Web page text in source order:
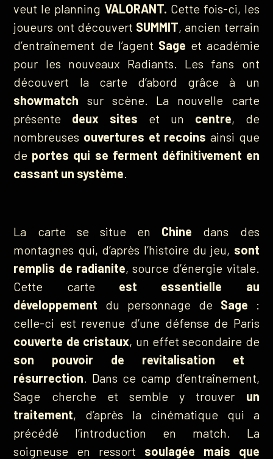
veut le planning VALORANT. Cette fois-ci, les
joueurs ont découvert SUMMIT, ancien terrain
d’entraînement de l’agent Sage et académie
pour les nouveaux Radiants. Les fans ont
découvert la carte d’abord grâce à un
showmatch sur scène. La nouvelle carte
présente deux sites et un centre, de
nombreuses ouvertures et recoins ainsi que
de portes qui se ferment définitivement en
cassant un système.
La carte se situe en Chine dans des
montagnes qui, d’après l’histoire du jeu, sont
remplis de radianite, source d’énergie vitale.
Cette carte est essentielle au
développement du personnage de Sage :
celle-ci est revenue d’une défense de Paris
couverte de cristaux, un effet secondaire de
son pouvoir de revitalisation et
résurrection . Dans ce camp d’entraînement,
Sage cherche et semble y trouver un
traitement, d’après la cinématique qui a
précédé l’introduction en match. La
soigneuse en ressort soulagée mais que